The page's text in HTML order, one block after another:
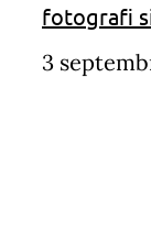
fotografi
3